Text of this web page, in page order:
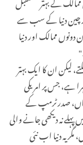
چین دنیا کے سب سے
دونوں ممالک اور دنیا
"
لیکن ان کا ایک بہتر
ہے، جس پر امریکی
صدر ٹرمپ کے
نہ دیکھی جانے والی
یہ دنیا اب نئی